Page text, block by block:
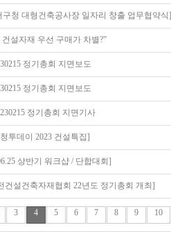
구청 대형건축공사장 일자리 창출 업무협약식]
설자재 우선 구매가 차별?”
정기총회 지면보도
정기총회 지면보도
정기총회 지면기사
투데이 2023 건설특집]
상반기 워크샵 / 단합대회]
건설건축자재협회 22년도 정기총회 개최]
3 4 5 6 7 8 9 10